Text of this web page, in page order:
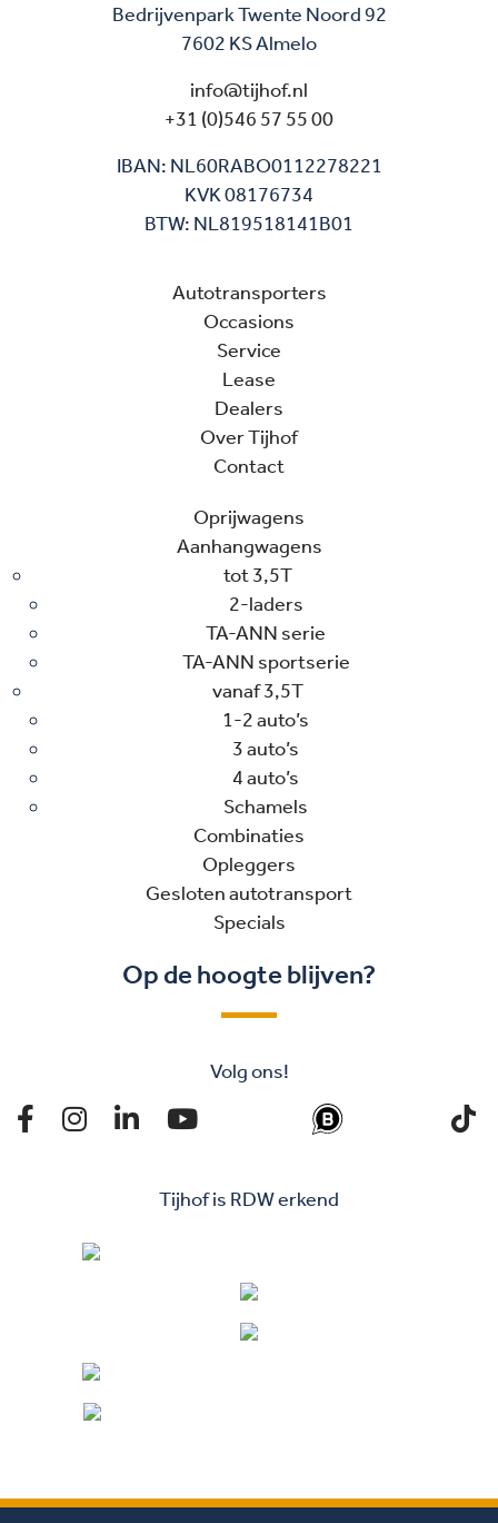
Bedrijvenpark Twente Noord 92
7602 KS Almelo
info@tijhof.nl
+31 (0)546 57 55 00
IBAN: NL60RABO0112278221
KVK 08176734
BTW: NL819518141B01
Autotransporters
Occasions
Service
Lease
Dealers
Over Tijhof
Contact
Oprijwagens
Aanhangwagens
tot 3,5T
2-laders
TA-ANN serie
TA-ANN sportserie
vanaf 3,5T
1-2 auto’s
3 auto’s
4 auto’s
Schamels
Combinaties
Opleggers
Gesloten autotransport
Specials
Op de hoogte blijven?
Volg ons!
Tijhof is RDW erkend